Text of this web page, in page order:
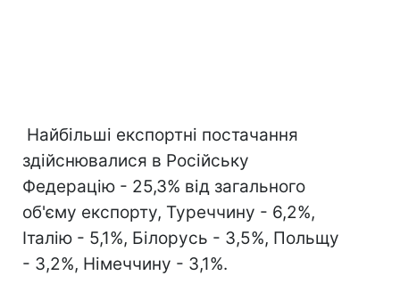
Найбільші експортні постачання
здійснювалися в Російську
Федерацію - 25,3% від загального
об'єму експорту, Туреччину - 6,2%,
Італію - 5,1%, Білорусь - 3,5%, Польщу
- 3,2%, Німеччину - 3,1%.